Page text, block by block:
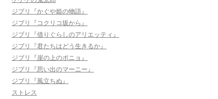
ジブリ『かぐや姫の物語』
ジブリ『コクリコ坂から』
ジブリ『借りぐらしのアリエッティ』
ジブリ『君たちはどう生きるか』
ジブリ『崖の上のポニョ』
ジブリ『思い出のマーニー』
ジブリ『風立ちぬ』
ストレス